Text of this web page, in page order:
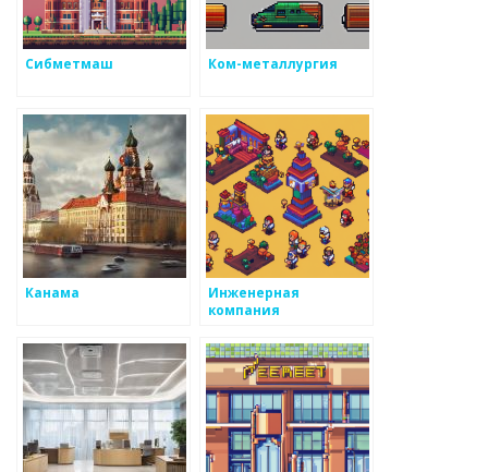
Сибметмаш Ком-металлургия
Канама
Инженерная
компания